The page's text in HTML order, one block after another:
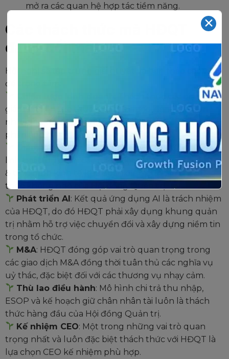
mở ra các quan hệ hợp tác tiềm năng.
Các thách thức mà HĐQT
đang đối mặt
Hội nghị sẽ tập trung giải quyết và bàn thảo các vấn
đề trọng tâm:
: Thách thức các giả định,
giám sát liên tục thực thi chiến lược, đảm bảo tầm
nhìn phù hợp trong ngắn và dài hạn là các yếu tố
phản ảnh hiệu quả hoạt động của HĐQT.
Giám sát rủi ro
: Giám chặt chẽ, phản ứng rủi ro
linh hoạt, dự đoán các rủi ro đột phá liên quan đến AI
& tình hình kinh tế khó đoán định cũng là thách
thức không nhỏ của Hội đồng Quản trị.
Phát triển AI: Kết quả ứng dụng AI là trách nhiệm
của HĐQT, do đó HĐQT phải xây dụng khung quản
trị nhằm hỗ trợ việc chuyển đổi và xây dựng niềm tin
trong tổ chức.
M&A: HĐQT đóng góp vai trò quan trọng trong
các giao dịch M&A đồng thời tuân thủ các nghĩa vụ
uỷ thác, đặc biệt đối với các thương vụ nhạy cảm.
Thù lao điều hành: Mô hình chi trả thu nhập,
ESOP và kế hoạch giữ chân nhân tài luôn là thách
thức hàng đầu của Hội đồng Quản trị.
Kế nhiệm CEO: Một trong những vai trò quan
trọng nhất và luôn đặc biệt thách thức với HĐQT là
lựa chọn CEO kế nhiệm phù hợp.
✕